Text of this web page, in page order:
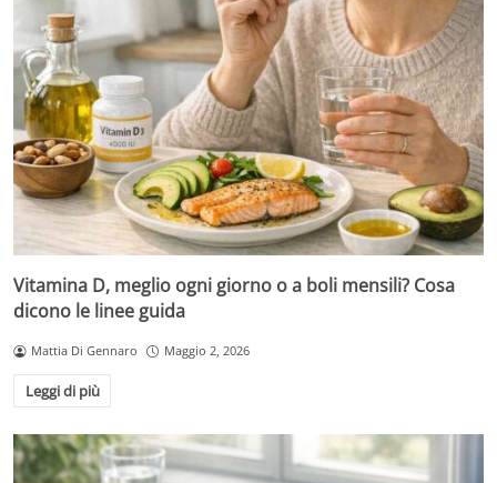
Vitamina D, meglio ogni giorno o a boli mensili? Cosa
dicono le linee guida
Mattia Di Gennaro Maggio 2, 2026
Leggi di più